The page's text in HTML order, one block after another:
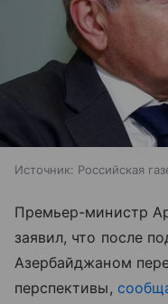
Источник: Российская
Премьер-министр
заявил, что после
Азербайджаном
перспективы,